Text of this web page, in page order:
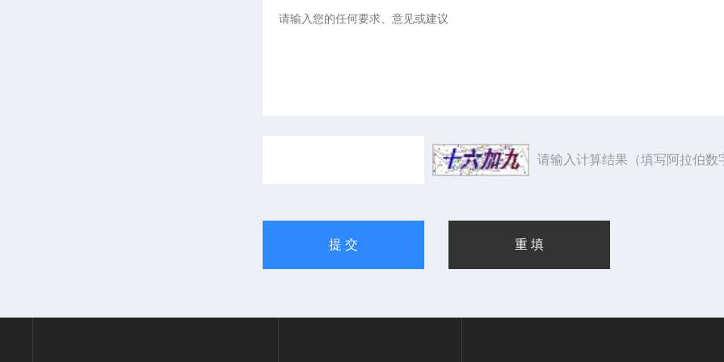
请输入计算结果（填写阿拉伯数